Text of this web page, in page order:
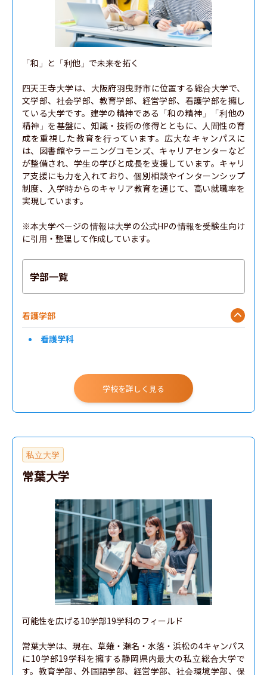
「和」と「利他」で未来を拓く
四天王寺大学は、大阪府羽曳野市に位置する総合大学で、
文学部、社会学部、教育学部、経営学部、看護学部を擁し
ている大学です。建学の精神である「和の精神」「利他の
精神」を基盤に、知識・技術の修得とともに、人間性の育
成を重視した教育を行っています。広大なキャンパスに
は、図書館やラーニングコモンズ、キャリアセンターなど
が整備され、学生の学びと成長を支援しています。キャリ
ア支援にも力を入れており、個別相談やインターンシップ
制度、入学時からのキャリア教育を通じて、高い就職率を
実現しています。
※本大学ページの情報は大学の公式HPの情報を受験生向け
に引用・整理して作成しています。
学部一覧
看護学部
看護学科
学校を詳しく見る
私立大学
常葉大学
可能性を広げる10学部19学科のフィールド
常葉大学は、現在、草薙・瀬名・水落・浜松の4キャンパス
に10学部19学科を擁する静岡県内最大の私立総合大学で
す。教育学部、外国語学部、経営学部、社会環境学部、保